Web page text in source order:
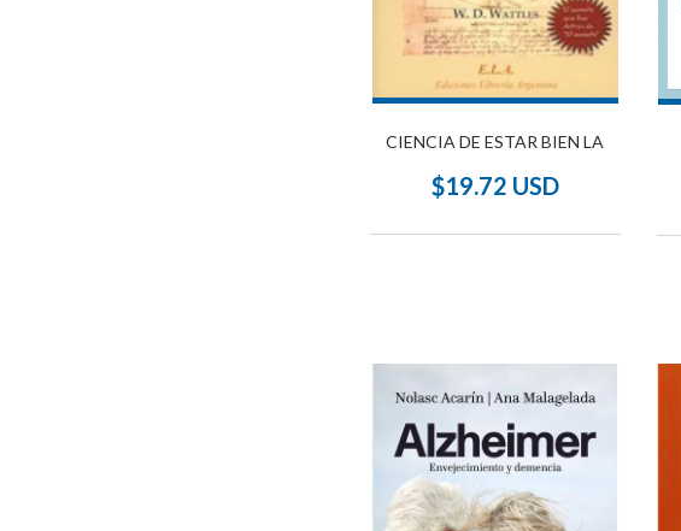
CIENCIA DE ESTAR BIEN LA
$19.72 USD